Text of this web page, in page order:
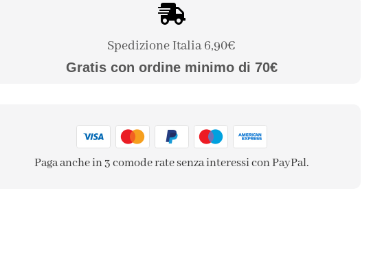
Spedizione Italia 6,90€
Gratis con ordine minimo di 70€
Paga anche in 3 comode rate senza interessi con PayPal.